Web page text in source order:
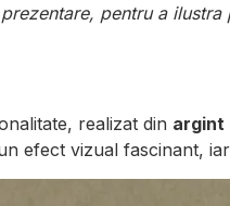
pentru a
realizat din argint
efect vizual fascinant,